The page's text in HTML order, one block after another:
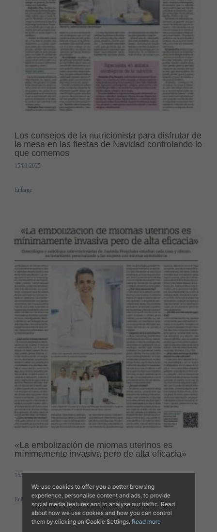
Los consejos de la nutricionista para disfrutar de
la mesa en las fiestas de Navidad controlando lo
que comemos
15/01/2025
Enlarge
«La embolización de miomas uterinos es
mínimamente invasiva pero de alta eficacia»
15/01/2025
Enlarge
We use cookies to offer you a better browsing
experience, personalise content and ads, to provide
social media features and to analyse our traffic. Read
about how we use cookies and how you can control
them by clicking on Cookie Settings. Read more